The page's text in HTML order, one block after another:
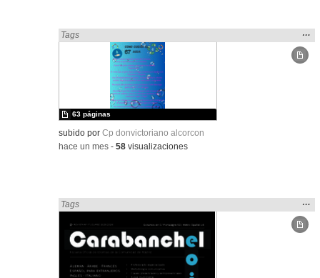
Encontrado «Periódicos y revistas» en:
Tags
la
…
subido porCp donvictoriano alcorcon
63 páginas
-hace un mes -58 visualizaciones
Encontrado «Periódicos y revistas» en:
Tags
la
…